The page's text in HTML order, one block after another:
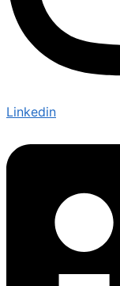
Linkedin